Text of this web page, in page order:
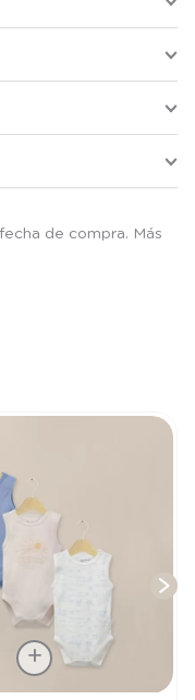
de compra. Más